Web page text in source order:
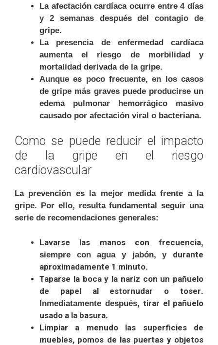
La afectación cardíaca ocurre entre 4 días
y 2 semanas después del contagio de
gripe.
La presencia de enfermedad cardíaca
aumenta el riesgo de morbilidad y
mortalidad derivada de la gripe.
Aunque es poco frecuente, en los casos
de gripe más graves puede producirse un
edema pulmonar hemorrágico masivo
causado por afectación viral o bacteriana.
Como se puede reducir el impacto
de la gripe en el riesgo
cardiovascular
La prevención es la mejor medida frente a la
gripe. Por ello, resulta fundamental seguir una
serie de recomendaciones generales:
Lavarse las manos con frecuencia,
siempre con agua y jabón, y durante
aproximadamente 1 minuto.
Taparse la boca y la nariz con un pañuelo
de papel al estornudar o toser.
Inmediatamente después, tirar el pañuelo
usado a la basura.
Limpiar a menudo las superficies de
muebles, pomos de las puertas y objetos